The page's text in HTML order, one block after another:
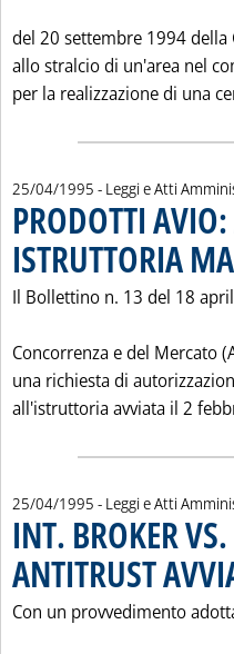
del 20 settembre 1994 della
allo stralcio di un'area nel
per la realizzazione di una
25/04/1995 - Leggi e Atti
PRODOTTI
ISTRUTTORIA
Il Bollettino n. 13 del 18
Concorrenza e del Mercato
una richiesta di
all'istruttoria avviata il 2
25/04/1995 - Leggi e Atti
INT. BROKER
ANTITRUST
Con un provvedimento